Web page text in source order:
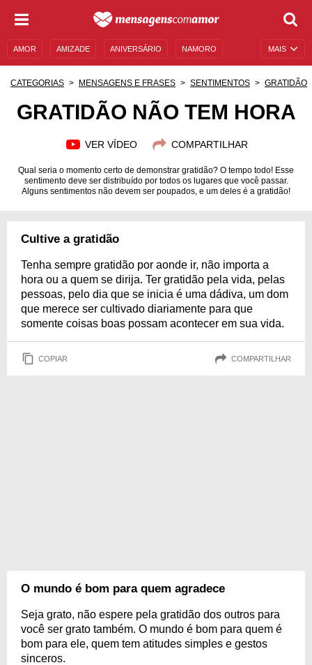
MAIS
AMOR AMIZADE ANIVERSÁRIO NAMORO
AUTOAJUDA
CATEGORIAS MENSAGENS E FRASES SENTIMENTOS GRATIDÃO
GRATIDÃO NÃO TEM HORA
VER VÍDEO COMPARTILHAR
Qual seria o momento certo de demonstrar gratidão? O tempo todo! Esse
sentimento deve ser distribuído por todos os lugares que você passar.
Alguns sentimentos não devem ser poupados, e um deles é a gratidão!
Cultive a gratidão
Tenha sempre gratidão por aonde ir, não importa a
hora ou a quem se dirija. Ter gratidão pela vida, pelas
pessoas, pelo dia que se inicia é uma dádiva, um dom
que merece ser cultivado diariamente para que
somente coisas boas possam acontecer em sua vida.
COPIAR COMPARTILHAR
O mundo é bom para quem agradece
Seja grato, não espere pela gratidão dos outros para
você ser grato também. O mundo é bom para quem é
bom para ele, quem tem atitudes simples e gestos
sinceros.